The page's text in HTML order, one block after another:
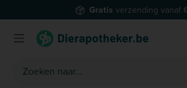
Ga naar de hoofdinhoudGratis verzending vanaf